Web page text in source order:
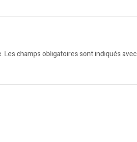
Les champs obligatoires sont indiqués avec